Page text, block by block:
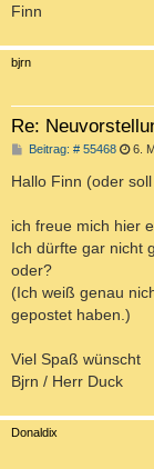
Finn
bjrn
Re:
Beitrag: # 55468B
i
t
a
g
6.
Hallo Finn (oder
ich freue mich hier
Ich dürfte gar nicht
oder?
(Ich weiß genau
gepostet haben.)
Viel Spaß wünscht
Bjrn / Herr Duck
Donaldix